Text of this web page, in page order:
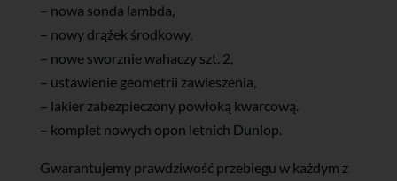
– nowa sonda lambda,
– nowy drążek środkowy,
– nowe sworznie wahaczy szt. 2,
– ustawienie geometrii zawieszenia,
– lakier zabezpieczony powłoką kwarcową.
– komplet nowych opon letnich Dunlop.
Gwarantujemy prawdziwość przebiegu w każdym z